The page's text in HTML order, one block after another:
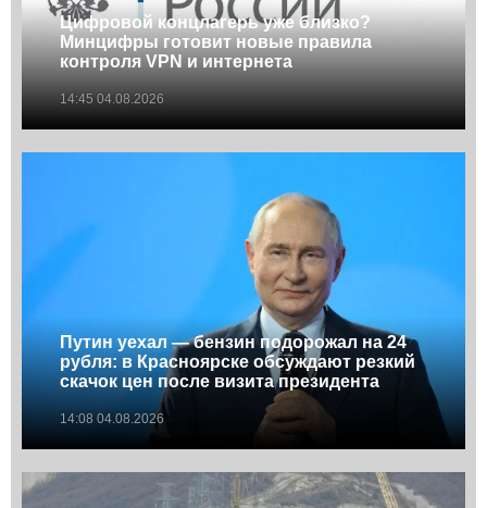
Цифровой концлагерь уже близко?
Минцифры готовит новые правила
контроля VPN и интернета
14:45 04.08.2026
Путин уехал — бензин подорожал на 24
рубля: в Красноярске обсуждают резкий
скачок цен после визита президента
14:08 04.08.2026